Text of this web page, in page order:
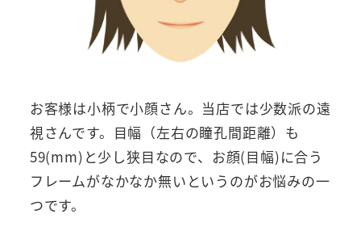
お客様は小柄で小顔さん。当店では少数派の遠
視さんです。目幅（左右の瞳孔間距離）も
59(mm)と少し狭目なので、お顔(目幅)に合う
フレームがなかなか無いというのがお悩みの一
つです。